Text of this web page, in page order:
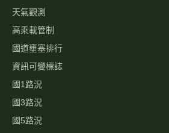
天氣觀測
高乘載管制
國道壅塞排行
資訊可變標誌
國1路況
國3路況
國5路況